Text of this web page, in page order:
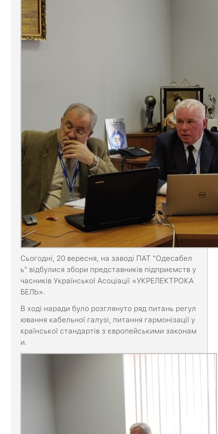
Сьогодні, 20 вересня, на заводі ПАТ "Одесабел
ь" відбулися збори представників підприємств у
часників Української Асоціації «УКРЕЛЕКТРОКА
БЕЛЬ».
В ході наради було розглянуто ряд питань регул
ювання кабельної галузі, питання гармонізації у
країнської стандартів з європейськими законам
и.